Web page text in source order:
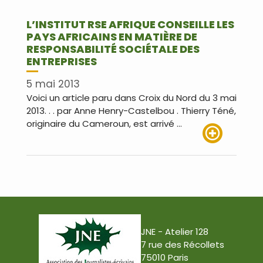
L’INSTITUT RSE AFRIQUE CONSEILLE LES
PAYS AFRICAINS EN MATIÈRE DE
RESPONSABILITÉ SOCIÉTALE DES
ENTREPRISES
5 mai 2013
Voici un article paru dans Croix du Nord du 3 mai
2013. . . par Anne Henry-Castelbou . Thierry Téné,
originaire du Cameroun, est arrivé …
JNE - Atelier 128
7 rue des Récollets
75010 Paris